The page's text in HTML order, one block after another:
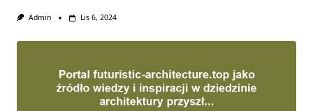
Admin Lis 6, 2024